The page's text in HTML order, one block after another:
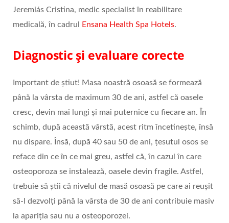
Jeremiás Cristina, medic specialist în reabilitare
medicală, în cadrul
Ensana Health Spa Hotels.
Diagnostic și evaluare corecte
Important de știut! Masa noastră osoasă se formează
până la vârsta de maximum 30 de ani, astfel că oasele
cresc, devin mai lungi și mai puternice cu fiecare an. În
schimb, după această vârstă, acest ritm încetinește, însă
nu dispare. Însă, după 40 sau 50 de ani, țesutul osos se
reface din ce în ce mai greu, astfel că, în cazul în care
osteoporoza se instalează, oasele devin fragile. Astfel,
trebuie să știi că nivelul de masă osoasă pe care ai reușit
să-l dezvolți până la vârsta de 30 de ani contribuie masiv
la apariția sau nu a osteoporozei.